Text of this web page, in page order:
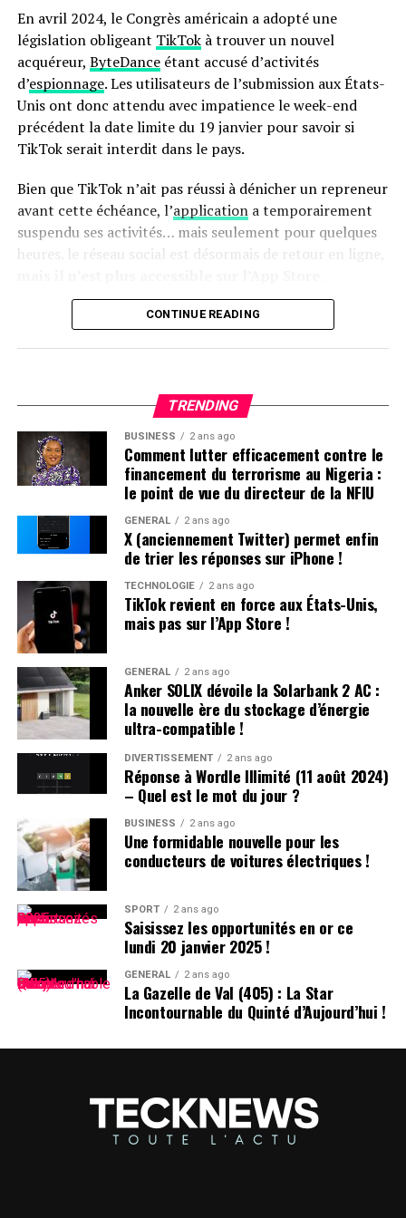
tactile facilite son utilisation quotidienne.
en outre, le panier antiadhésif compatible lave-vaisselle
simplifie grandement l’entretien après chaque
utilisation. N’oubliez pas qu’il s’agit là encore d’une
offre temporaire ; ne tardez donc pas si vous souhaitez
profiter du meilleur prix possible sur cette friteuse
Pour accéder à cette remise exceptionnelle :
En avril 2024, le Congrès américain a adopté une
législation obligeant TikTokà trouver un nouvel
acquéreur, ByteDanceétant accusé d’activités
d’espionnage. Les utilisateurs de l’submission aux États-
Unis ont donc attendu avec impatience le week-end
précédent la date limite du 19 janvier pour savoir si
TikTok serait interdit dans le pays.
Bien que TikTok n’ait pas réussi à dénicher un repreneur
avant cette échéance, l’applicationa temporairement
suspendu ses activités… mais seulement pour quelques
heures. le réseau social est désormais de retour en ligne,
Retour de TikTok : Une Absence
Persistante sur l’App Store
App store par un communiqué officiel.«Apple doit
respecter les lois en vigueur dans les régions où elle
opère. Selon la loi Protecting Americans from Foreign
Adversary Controlled Applications act, les applications
développées par ByteDance ltd., y compris TikTok et ses
filiales comme CapCut et Lemon8, ne pourront plus être
téléchargées ou mises à jour sur l’App Store pour les
utilisateurs américains après le 19 janvier 2025», précise
la société.
Il est crucial de souligner que les utilisateurs américains
ayant déjà installé TikTok peuvent toujours accéder au
service. Cependant, ils ne recevront plus aucune mise à
jour future de l’application. L’avenir du réseau social
pourrait dépendre des décisions du nouveau président
des États-Unis.
DÉCLARATION DE TIKTOK :
>
En collaboration avec nos
partenaires techniques,
nous travaillons activement
à rétablir notre service.
Nous remercions le
président Trump pour avoir
rassuré nos partenaires
qu’ils ne subiront aucune
CONTINUE READING
TRENDING
BUSINESS 2 ans ago
Comment lutter efficacement contre le
financement du terrorisme au Nigeria :
le point de vue du directeur de la NFIU
GÉNÉRAL 2 ans ago
X (anciennement Twitter) permet enfin
de trier les réponses sur iPhone !
TECHNOLOGIE 2 ans ago
TikTok revient en force aux États-Unis,
mais pas sur l’App Store !
GÉNÉRAL 2 ans ago
Anker SOLIX dévoile la Solarbank 2 AC :
la nouvelle ère du stockage d’énergie
ultra-compatible !
DIVERTISSEMENT 2 ans ago
Réponse à Wordle Illimité (11 août 2024)
– Quel est le mot du jour ?
BUSINESS 2 ans ago
Une formidable nouvelle pour les
conducteurs de voitures électriques !
SPORT 2 ans ago
Saisissez les opportunités en or ce
lundi 20 janvier 2025 !
GÉNÉRAL 2 ans ago
La Gazelle de Val (405) : La Star
Incontournable du Quinté d’Aujourd’hui !